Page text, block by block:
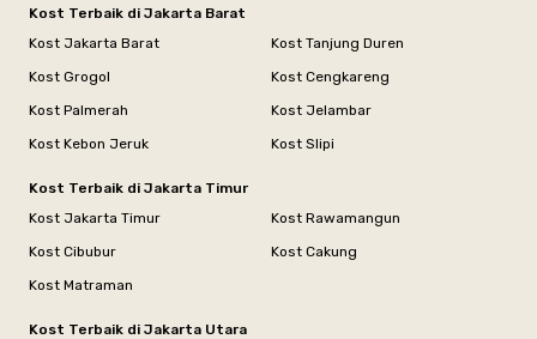
Kost Terbaik di Jakarta Barat
Kost Jakarta Barat
Kost Tanjung Duren
Kost Grogol
Kost Cengkareng
Kost Palmerah
Kost Jelambar
Kost Kebon Jeruk
Kost Slipi
Kost Terbaik di Jakarta Timur
Kost Jakarta Timur
Kost Rawamangun
Kost Cibubur
Kost Cakung
Kost Matraman
Kost Terbaik di Jakarta Utara